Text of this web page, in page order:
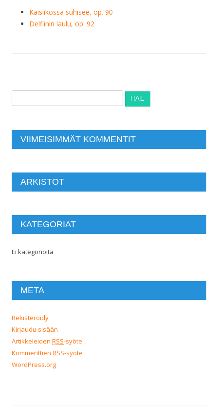
Kaislikossa suhisee, op. 90
Delfiinin laulu, op. 92
VIIMEISIMMÄT KOMMENTIT
ARKISTOT
KATEGORIAT
Ei kategorioita
META
Rekisteröidy
Kirjaudu sisään
Artikkeleiden RSS-syöte
Kommenttien RSS-syöte
WordPress.org